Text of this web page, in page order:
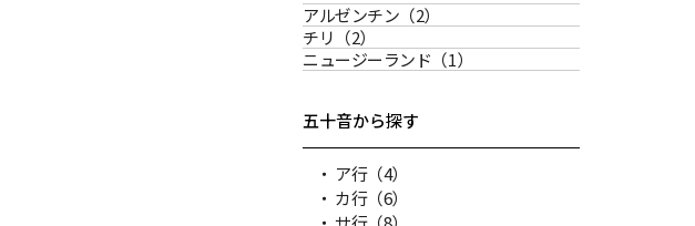
アルゼンチン （2）
チリ （2）
ニュージーランド （1）
五十音から探す
ア行（4）
カ行（6）